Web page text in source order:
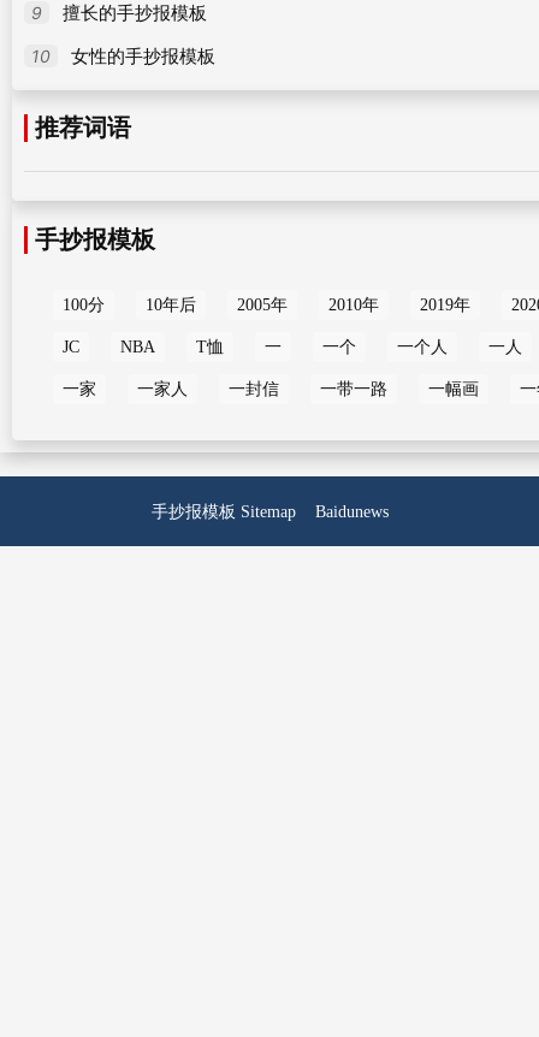
9 擅长的手抄报模板
10 女性的手抄报模板
推荐词语
手抄报模板
100分 10年后 2005年 2010年 2019年
JC NBA T恤 一 一个 一个人 一人
一家 一家人 一封信 一带一路 一幅画
手抄报模板 Sitemap Baidunews